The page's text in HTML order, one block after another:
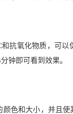
抗氧化物质，可
钟即可看到效果。
色和大小，并且